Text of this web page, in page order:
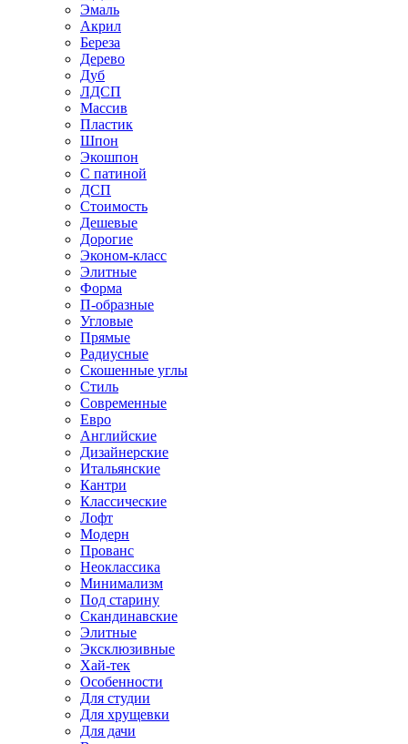
Эмаль
Акрил
Береза
Дерево
Дуб
ЛДСП
Массив
Пластик
Шпон
Экошпон
С патиной
ДСП
Стоимость
Дешевые
Дорогие
Эконом-класс
Элитные
Форма
П-образные
Угловые
Прямые
Радиусные
Скошенные углы
Стиль
Современные
Евро
Английские
Дизайнерские
Итальянские
Кантри
Классические
Лофт
Модерн
Прованс
Неоклассика
Минимализм
Под старину
Скандинавские
Элитные
Эксклюзивные
Хай-тек
Особенности
Для студии
Для хрущевки
Для дачи